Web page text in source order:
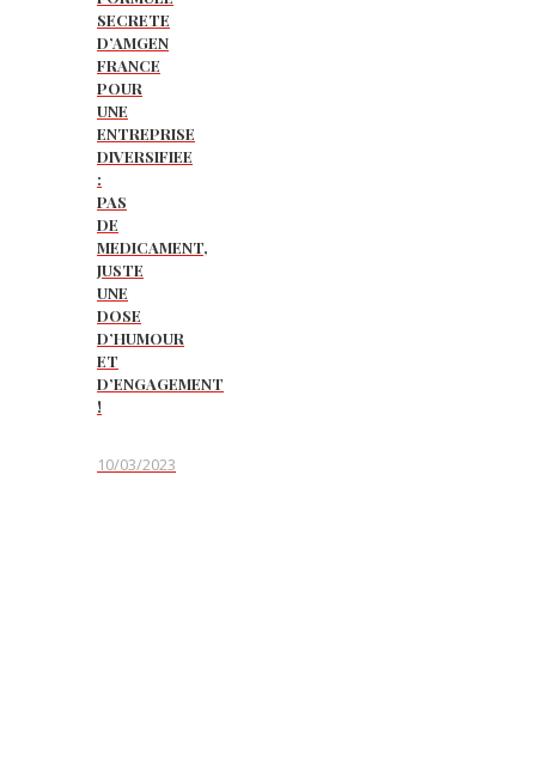
SECRETE
D’AMGEN
FRANCE
POUR
UNE
ENTREPRISE
DIVERSIFIEE
:
PAS
DE
MEDICAMENT,
JUSTE
UNE
DOSE
D’HUMOUR
ET
D’ENGAGEMENT
!
10/03/2023